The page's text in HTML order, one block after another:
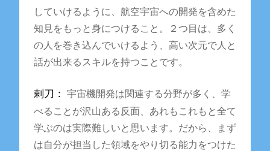
していけるように、航空宇宙への開発を含めた
知見をもっと身につけること。２つ目は、多く
の人を巻き込んでいけるよう、高い次元で人と
話が出来るスキルを持つことです。
剌刀：
宇宙機開発は関連する分野が多く、学
べることが沢山ある反面、あれもこれもと全て
学ぶのは実際難しいと思います。だから、まず
は自分が担当した領域をやり切る能力をつけた